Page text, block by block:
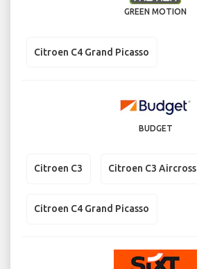
GREEN MOTION
Citroen C4 Grand Picasso
BUDGET
Citroen C3 Citroen C3 Aircross
Citroen C4 Grand Picasso